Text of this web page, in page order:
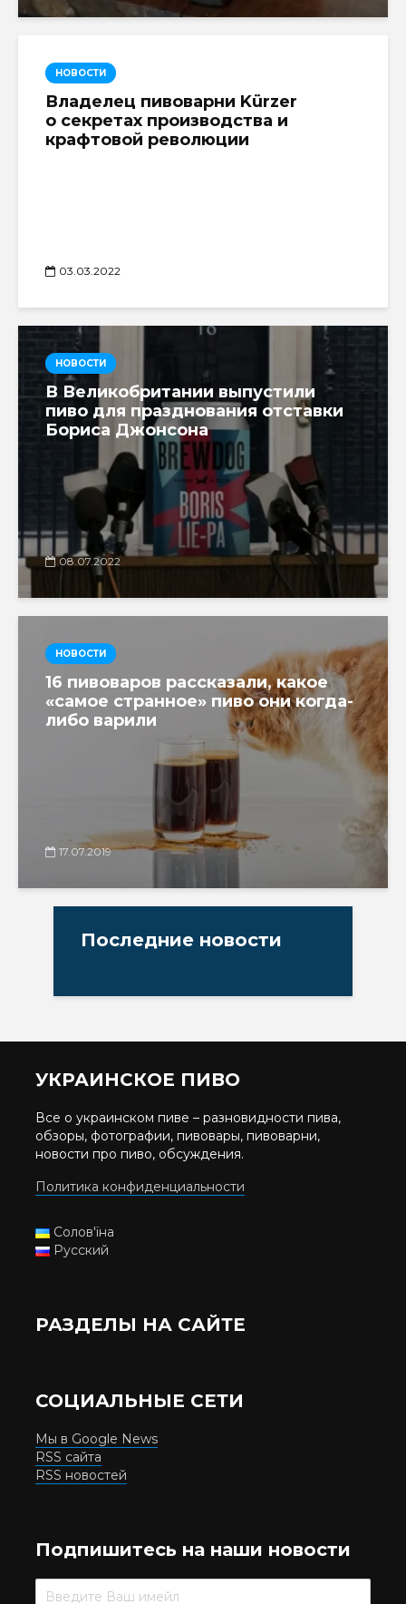
НОВОСТИ
Владелец пивоварни Kürzer
о секретах производства и
крафтовой революции
03.03.2022
НОВОСТИ
В Великобритании выпустили
пиво для празднования отставки
Бориса Джонсона
08.07.2022
НОВОСТИ
16 пивоваров рассказали, какое
«самое странное» пиво они когда-
либо варили
17.07.2019
Последние новости
УКРАИНСКОЕ ПИВО
Все о украинском пиве – разновидности пива,
обзоры, фотографии, пивовары, пивоварни,
новости про пиво, обсуждения.
Политика конфиденциальности
Солов'їна
Русский
РАЗДЕЛЫ НА САЙТЕ
СОЦИАЛЬНЫЕ СЕТИ
Мы в Google News
RSS сайта
RSS новостей
Подпишитесь на наши новости